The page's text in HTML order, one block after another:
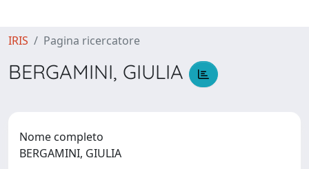
IRIS Pagina ricercatore
BERGAMINI, GIULIA
Nome completo
BERGAMINI, GIULIA